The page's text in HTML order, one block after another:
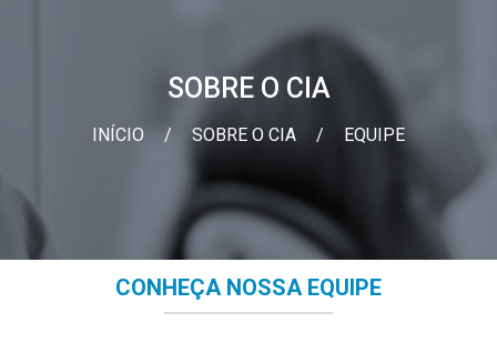
SOBRE O CIA
INÍCIO / SOBRE O CIA / EQUIPE
CONHEÇA NOSSA EQUIPE